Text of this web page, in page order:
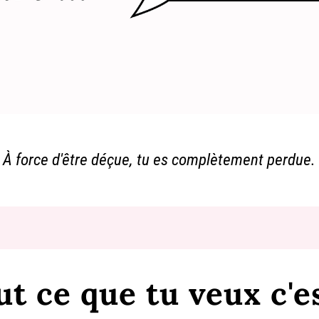
À force d'être déçue, tu es complètement perdue.
ce que tu veux